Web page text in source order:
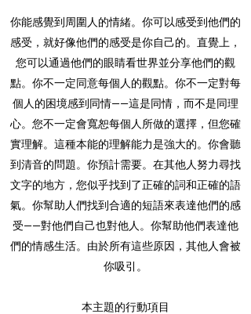
你能感覺到周圍人的情緒。你可以感受到他們的
感受，就好像他們的感受是你自己的。直覺上，
您可以通過他們的眼睛看世界並分享他們的觀
點。你不一定同意每個人的觀點。你不一定對每
個人的困境感到同情——這是同情，而不是同理
心。您不一定會寬恕每個人所做的選擇，但您確
實理解。這種本能的理解能力是強大的。你會聽
到清音的問題。你預計需要。在其他人努力尋找
文字的地方，您似乎找到了正確的詞和正確的語
氣。你幫助人們找到合適的短語來表達他們的感
受——對他們自己也對他人。你幫助他們表達他
們的情感生活。由於所有這些原因，其他人會被
你吸引。
本主題的行動項目